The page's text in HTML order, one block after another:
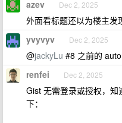
azev Dec 2, 2025
外面看标题还以为楼主发
yvyvyv Dec 2, 2025
@jackyLu #8 之前的
renfei Dec 2, 2025
Gist 无需登录或授权，
下：